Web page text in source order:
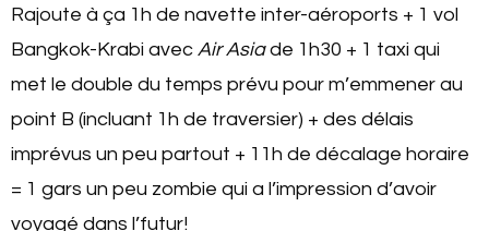
Rajoute à ça 1h de navette inter-aéroports + 1 vol
Bangkok-Krabi avec Air Asiade 1h30 + 1 taxi qui
met le double du temps prévu pour m’emmener au
point B (incluant 1h de traversier) + des délais
imprévus un peu partout + 11h de décalage horaire
= 1 gars un peu zombie qui a l’impression d’avoir
voyagé dans l’futur!